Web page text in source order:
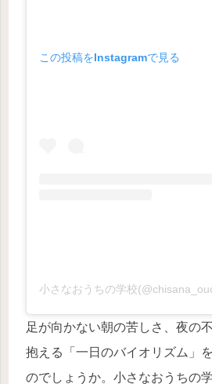
この投稿をInstagramで見る
足が向かない朝の苦しさ、夜の
抱える「一日のバイオリズム」
のでしょうか。小さなおうちの